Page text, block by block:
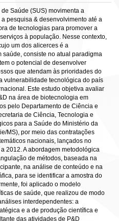
Saúde (SUS) movimenta a
pesquisa & desenvolvimento até a
de tecnologias para promover a
à população. Nesse contexto,
um dos alicerces é a
saúde, consiste no atual paradigma
o potencial de desenvolver
que atendam às prioridades do
vulnerabilidade tecnológica do país
Este estudo objetiva avaliar
na área de biotecnologia em
pelo Departamento de Ciência e
de Ciência, Tecnologia e
para a Saúde do Ministério da
MS), por meio das contratações
nacionais, lançados no
2012. A abordagem metodológica
de métodos, baseada na
na análise de conteúdo e na
para se identificar a amostra do
foi aplicado o modelo
de saúde, que realizou de modo
interdependentes: a
e a de produção científica e
das atividades de P&D